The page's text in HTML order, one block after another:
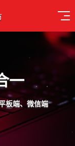
一
板端、微信端